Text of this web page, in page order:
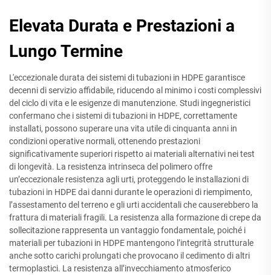
Elevata Durata e Prestazioni a
Lungo Termine
L'eccezionale durata dei sistemi di tubazioni in HDPE garantisce
decenni di servizio affidabile, riducendo al minimo i costi complessivi
del ciclo di vita e le esigenze di manutenzione. Studi ingegneristici
confermano che i sistemi di tubazioni in HDPE, correttamente
installati, possono superare una vita utile di cinquanta anni in
condizioni operative normali, ottenendo prestazioni
significativamente superiori rispetto ai materiali alternativi nei test
di longevità. La resistenza intrinseca del polimero offre
un’eccezionale resistenza agli urti, proteggendo le installazioni di
tubazioni in HDPE dai danni durante le operazioni di riempimento,
l’assestamento del terreno e gli urti accidentali che causerebbero la
frattura di materiali fragili. La resistenza alla formazione di crepe da
sollecitazione rappresenta un vantaggio fondamentale, poiché i
materiali per tubazioni in HDPE mantengono l’integrità strutturale
anche sotto carichi prolungati che provocano il cedimento di altri
termoplastici. La resistenza all’invecchiamento atmosferico